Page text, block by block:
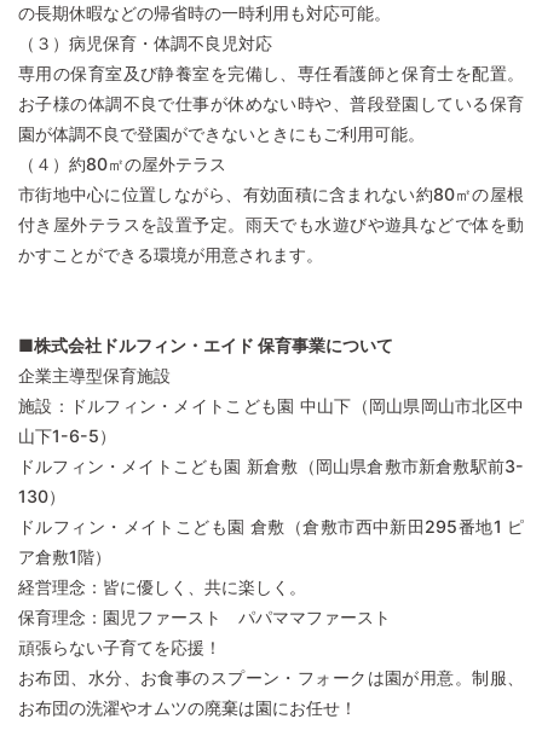
の長期休暇などの帰省時の一時利用も対応可能。
（３）病児保育・体調不良児対応
専用の保育室及び静養室を完備し、専任看護師と保育士を配置。
お子様の体調不良で仕事が休めない時や、普段登園している保育
園が体調不良で登園ができないときにもご利用可能。
（４）約80㎡の屋外テラス
市街地中心に位置しながら、有効面積に含まれない約80㎡の屋根
付き屋外テラスを設置予定。雨天でも水遊びや遊具などで体を動
かすことができる環境が用意されます。
■株式会社ドルフィン・エイド 保育事業について
企業主導型保育施設
施設：ドルフィン・メイトこども園 中山下（岡山県岡山市北区中
山下1-6-5）
ドルフィン・メイトこども園 新倉敷（岡山県倉敷市新倉敷駅前3-
130）
ドルフィン・メイトこども園 倉敷（倉敷市西中新田295番地1 ピ
ア倉敷1階）
経営理念：皆に優しく、共に楽しく。
保育理念：園児ファースト パパママファースト
頑張らない子育てを応援！
お布団、水分、お食事のスプーン・フォークは園が用意。制服、
お布団の洗濯やオムツの廃棄は園にお任せ！